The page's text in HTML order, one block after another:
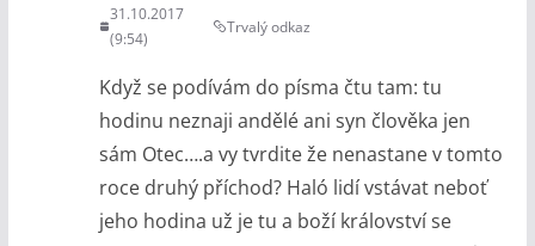
31.10.2017
(9:54)
Trvalý odkaz
Když se podívám do písma čtu tam: tu
hodinu neznaji andělé ani syn člověka jen
sám Otec….a vy tvrdite že nenastane v tomto
roce druhý příchod? Haló lidí vstávat neboť
jeho hodina už je tu a boží království se